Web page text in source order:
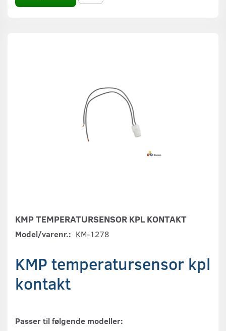
KMP TEMPERATURSENSOR KPL KONTAKT
Model/varenr.: KM-1278
KMP temperatursensor kpl
kontakt
Passer til følgende modeller: